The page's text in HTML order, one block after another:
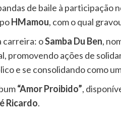
de baile à participação
HMamou, com o qual
carreira: oSamba Du Ben,
ações de
e se consolidando como
“Amor Proibido”,
Ricardo.